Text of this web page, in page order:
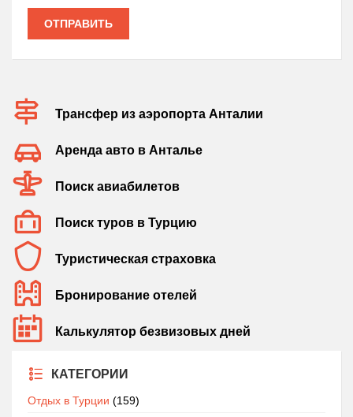
ОТПРАВИТЬ
Трансфер из аэропорта Анталии
Аренда авто в Анталье
Поиск авиабилетов
Поиск туров в Турцию
Туристическая страховка
Бронирование отелей
Калькулятор безвизовых дней
КАТЕГОРИИ
Отдых в Турции (159)